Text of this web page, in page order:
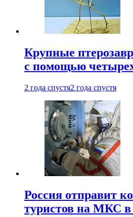
Крупные
с помощью
2 года спустя2 года спустя
Россия отправит
туристов на МКС в